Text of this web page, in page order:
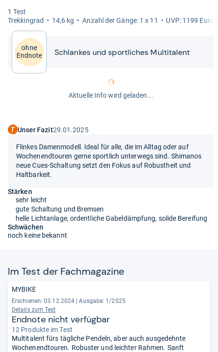
1 Test
Trek­kin­grad
14,6 kg Anzahl der Gänge: 1 x 11 UVP: 1199 Euro
ohne
Endnote
Schlan­kes und sport­li­ches Mul­ti­ta­lent
Aktuelle Info wird geladen...
Unser Fazit29.01.2025
Flinkes Damenmodell. Ideal für alle, die im Alltag oder auf
Wochenendtouren gerne sportlich unterwegs sind. Shimanos
neue Cues-Schaltung setzt den Fokus auf Robustheit und
Haltbarkeit.
Stärken
sehr leicht
gute Schaltung und Bremsen
helle Lichtanlage, ordentliche Gabeldämpfung, solide Bereifung
Schwächen
noch keine bekannt
Im Test der Fach­ma­ga­zine
MYBIKE
Erschienen: 03.12.2024 | Ausgabe: 1/2025
Details zum Test
Endnote nicht verfügbar
12 Produkte im Test
Multitalent fürs tägliche Pendeln, aber auch ausgedehnte
Wochenendtouren. Robuster und leichter Rahmen. Sanft